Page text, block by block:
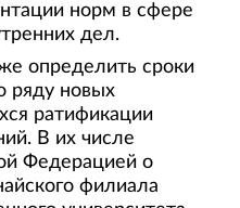
норм в сфере
дел.
определить сроки
ряду новых
ратификации
В их числе
Федерацией о
филиала